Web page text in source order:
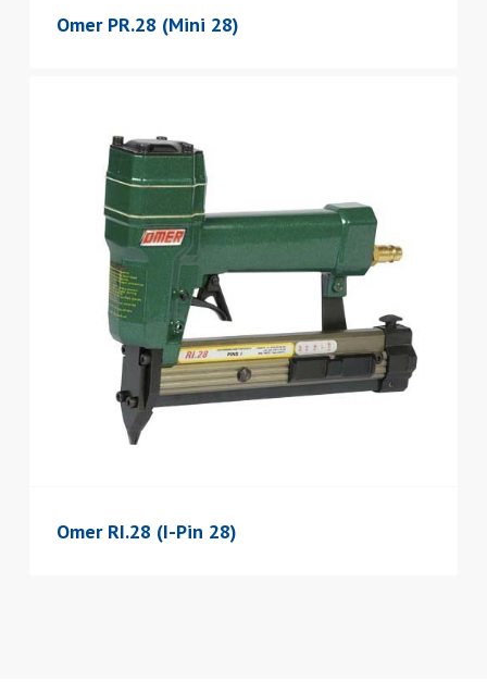
Omer PR.28 (Mini 28)
Omer RI.28 (I-Pin 28)